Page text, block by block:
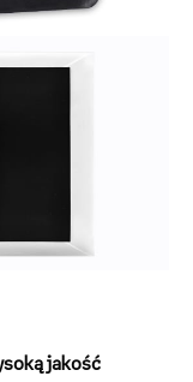
zajmiemy się resztą!